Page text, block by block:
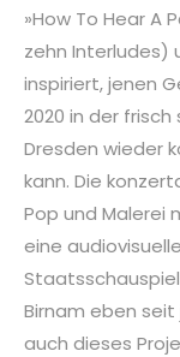
»How To Hear A
zehn Interludes)
inspiriert, jenen
2020 in der
Dresden wieder
kann. Die
Pop und Malerei
eine
Birnam eben
auch dieses